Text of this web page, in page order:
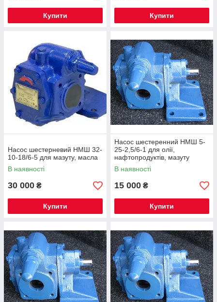
Купити Купити
Насос шестерневий НМШ 32-
10-18/6-5 для мазуту, масла
В наявності
30 000 ₴
Купити
Насос шестеренний НМШ 5-
25-2,5/6-1 для олії,
нафтопродуктів, мазуту
нмшф
В наявності
15 000 ₴
Купити